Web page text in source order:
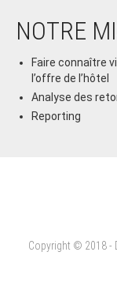
NOTRE
Faire connaître
l’offre de l’hôtel
Analyse des
Reporting
Copyright © 2018 -